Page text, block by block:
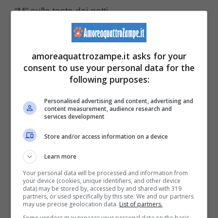
“M” sulla testa dei gatti.
(Foto Pixabay)
La storia narra che una notte Gesù bambino
amoreaquattrozampe.it asks for your
consent to use your personal data for the
following purposes:
Personalised advertising and content, advertising and
content measurement, audience research and
services development
Store and/or access information on a device
Learn more
Your personal data will be processed and information from
your device (cookies, unique identifiers, and other device
data) may be stored by, accessed by and shared with 319
partners, or used specifically by this site. We and our partners
may use precise geolocation data. List of partners.